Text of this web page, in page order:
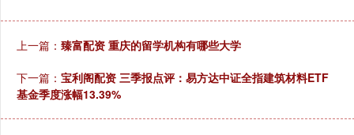
上一篇： 臻富配资 重庆的留学机构有哪些大学
下一篇： 宝利阁配资 三季报点评：易方达中证全指建筑材料ETF
基金季度涨幅13.39%